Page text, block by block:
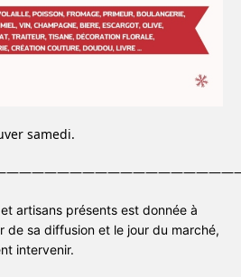
samedi.
artisans présents est donnée à
de sa diffusion et le jour du marché,
intervenir.